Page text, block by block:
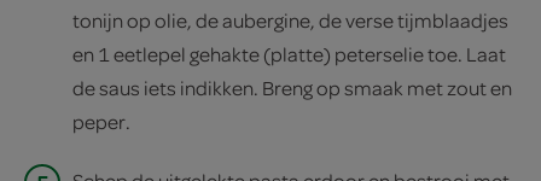
tonijn op olie, de aubergine, de verse tijmblaadjes
en 1 eetlepel gehakte (platte) peterselie toe. Laat
de saus iets indikken. Breng op smaak met zout en
peper.